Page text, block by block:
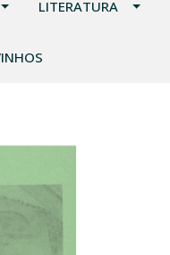
LITERATURA